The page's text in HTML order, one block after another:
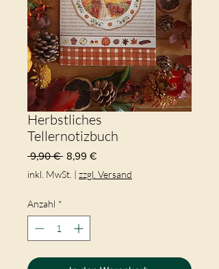
Herbstliches
Tellernotizbuch
9,90 € Standardpreis
8,99 €Sale-
inkl. MwSt. | zzgl. Versand
Anzahl *